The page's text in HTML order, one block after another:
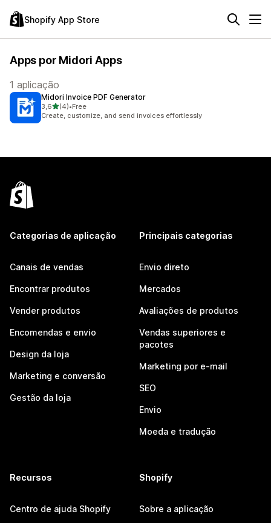
Shopify App Store
Apps por Midori Apps
1 aplicação
Midori Invoice PDF Generator
3,6de 5 estrelas
(4)
4 total de avaliações
•Free
Create, customize, and send invoices effortlessly
Categorias de aplicação
Canais de vendas
Encontrar produtos
Vender produtos
Encomendas e envio
Design da loja
Marketing e conversão
Gestão da loja
Principais categorias
Envio direto
Mercados
Avaliações de produtos
Vendas superiores e
pacotes
Marketing por e-mail
SEO
Envio
Moeda e tradução
Recursos
Centro de ajuda Shopify
Shopify
Sobre a aplicação